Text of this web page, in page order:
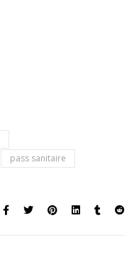
pass sanitaire